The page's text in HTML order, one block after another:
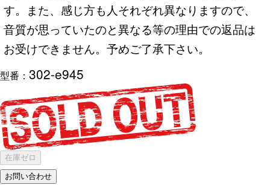
す。また、感じ方も人それぞれ異なりますので、
音質が思っていたのと異なる等の理由での返品は
お受けできません。予めご了承下さい。
型番： 302-e945
在庫ゼロ